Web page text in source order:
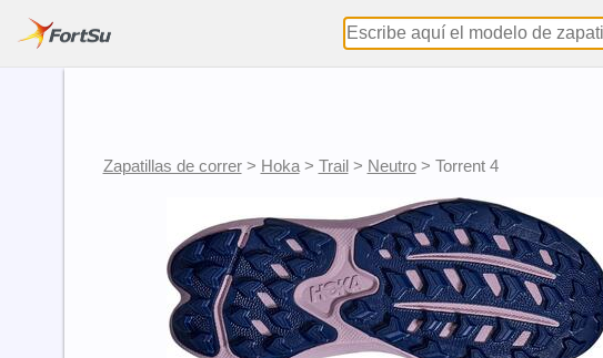
Zapatillas de correr> Hoka> Trail> Neutro> Torrent 4